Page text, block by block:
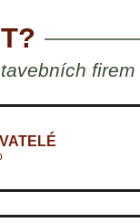
firem